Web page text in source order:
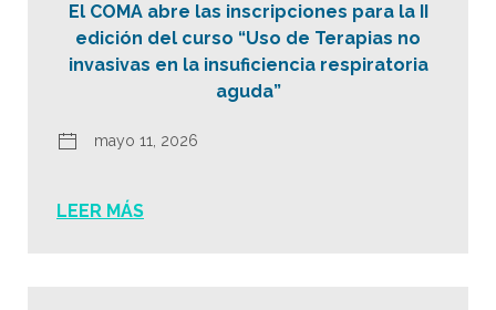
El COMA abre las inscripciones para la II
edición del curso “Uso de Terapias no
invasivas en la insuficiencia respiratoria
aguda”
mayo 11, 2026
LEER MÁS